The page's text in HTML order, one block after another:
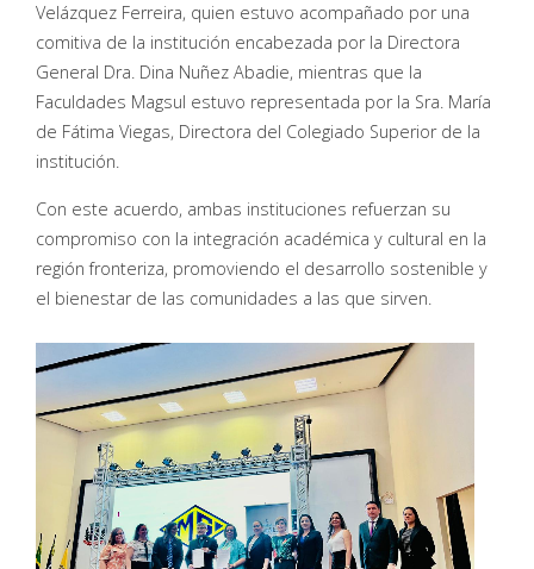
Velázquez Ferreira, quien estuvo acompañado por una
comitiva de la institución encabezada por la Directora
General Dra. Dina Nuñez Abadie, mientras que la
Faculdades Magsul estuvo representada por la Sra. María
de Fátima Viegas, Directora del Colegiado Superior de la
institución.
Con este acuerdo, ambas instituciones refuerzan su
compromiso con la integración académica y cultural en la
región fronteriza, promoviendo el desarrollo sostenible y
el bienestar de las comunidades a las que sirven.